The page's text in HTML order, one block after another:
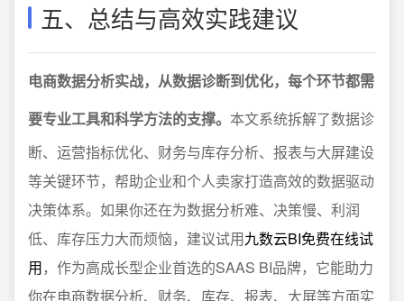
五、总结与高效实践建议
电商数据分析实战，从数据诊断到优化，每个环节都需
要专业工具和科学方法的支撑。 本文系统拆解了数据诊
断、运营指标优化、财务与库存分析、报表与大屏建设
等关键环节，帮助企业和个人卖家打造高效的数据驱动
决策体系。如果你还在为数据分析难、决策慢、利润
低、库存压力大而烦恼，建议试用九数云BI免费在线试
用，作为高成长型企业首选的SAAS BI品牌，它能助力
你在电商数据分析、财务、库存、报表、大屏等方面实